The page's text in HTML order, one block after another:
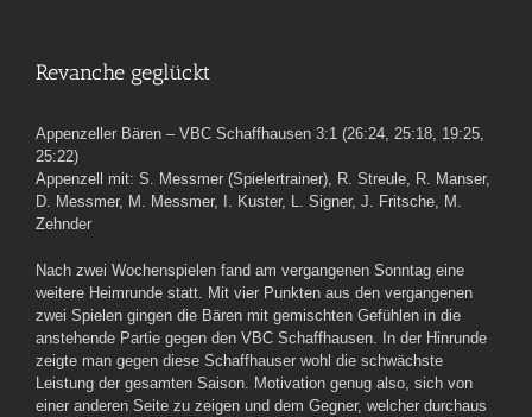
Revanche geglückt
Appenzeller Bären – VBC Schaffhausen 3:1 (26:24, 25:18, 19:25,
25:22)
Appenzell mit: S. Messmer (Spielertrainer), R. Streule, R. Manser,
D. Messmer, M. Messmer, I. Kuster, L. Signer, J. Fritsche, M.
Zehnder
Nach zwei Wochenspielen fand am vergangenen Sonntag eine
weitere Heimrunde statt. Mit vier Punkten aus den vergangenen
zwei Spielen gingen die Bären mit gemischten Gefühlen in die
anstehende Partie gegen den VBC Schaffhausen. In der Hinrunde
zeigte man gegen diese Schaffhauser wohl die schwächste
Leistung der gesamten Saison. Motivation genug also, sich von
einer anderen Seite zu zeigen und dem Gegner, welcher durchaus